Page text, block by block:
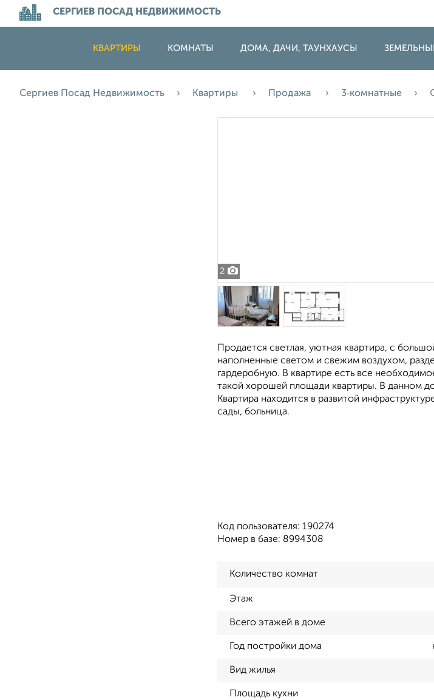
СЕРГИЕВ ПОСАД НЕДВИЖИМОСТЬ
КВАРТИРЫ КОМНАТЫ ДОМА, ДАЧИ, ТАУНХАУСЫ
Сергиев Посад Недвижимость Квартиры Продажа 3‑комнатные
2
Продается светлая, уютная квартира, с
наполненные светом и свежим воздухом,
гардеробную. В квартире есть все
такой хорошей площади квартиры. В данном
Квартира находится в развитой
сады, больница.
Код пользователя: 190274
Номер в базе: 8994308
Количество комнат
Этаж
Всего этажей в доме
Год постройки дома
Вид жилья
Площадь кухни